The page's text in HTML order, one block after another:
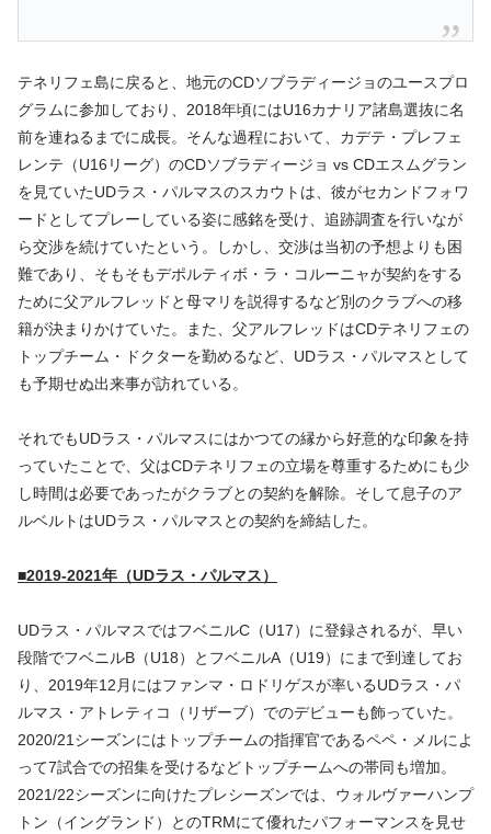
テネリフェ島に戻ると、地元のCDソブラディージョのユースプロ
グラムに参加しており、2018年頃にはU16カナリア諸島選抜に名
前を連ねるまでに成長。そんな過程において、カデテ・プレフェ
レンテ（U16リーグ）のCDソブラディージョ vs CDエスムグラン
を見ていたUDラス・パルマスのスカウトは、彼がセカンドフォワ
ードとしてプレーしている姿に感銘を受け、追跡調査を行いなが
ら交渉を続けていたという。しかし、交渉は当初の予想よりも困
難であり、そもそもデポルティボ・ラ・コルーニャが契約をする
ために父アルフレッドと母マリを説得するなど別のクラブへの移
籍が決まりかけていた。また、父アルフレッドはCDテネリフェの
トップチーム・ドクターを勤めるなど、UDラス・パルマスとして
も予期せぬ出来事が訪れている。
それでもUDラス・パルマスにはかつての縁から好意的な印象を持
っていたことで、父はCDテネリフェの立場を尊重するためにも少
し時間は必要であったがクラブとの契約を解除。そして息子のア
ルベルトはUDラス・パルマスとの契約を締結した。
■2019-2021年（UDラス・パルマス）
UDラス・パルマスではフベニルC（U17）に登録されるが、早い
段階でフベニルB（U18）とフベニルA（U19）にまで到達してお
り、2019年12月にはファンマ・ロドリゲスが率いるUDラス・パ
ルマス・アトレティコ（リザーブ）でのデビューも飾っていた。
2020/21シーズンにはトップチームの指揮官であるペペ・メルによ
って7試合での招集を受けるなどトップチームへの帯同も増加。
2021/22シーズンに向けたプレシーズンでは、ウォルヴァーハンプ
トン（イングランド）とのTRMにて優れたパフォーマンスを見せ